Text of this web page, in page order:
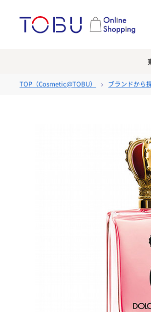
TOP（Cosmetic@TOBU） ブランドから